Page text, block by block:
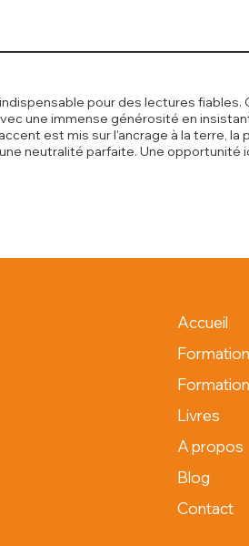
pour des lectures
une immense générosité en
est mis sur l'ancrage à la terre,
neutralité parfaite. Une opportunité
Accueil
Livres
A propos
Blog
Contact